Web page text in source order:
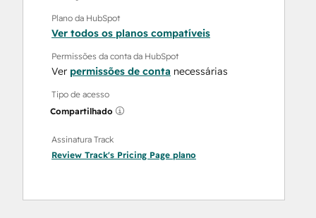
Plano da HubSpot
Ver todos os planos compatíveis
Permissões da conta da HubSpot
Ver permissões de conta necessárias
Tipo de acesso
Compartilhado
Assinatura Track
Review Track's Pricing Page plano